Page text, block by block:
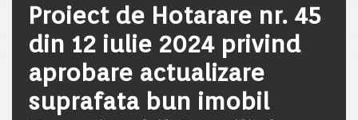
Proiect de Hotarare nr. 45
din 12 iulie 2024 privind
aprobare actualizare
suprafata bun imobil